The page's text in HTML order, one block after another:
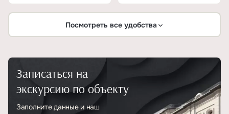
Посмотреть все удобства
Записаться на
экскурсию по объекту
Заполните данные и наш